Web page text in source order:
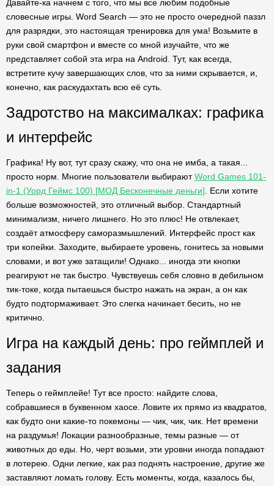
Давайте-ка начнем с того, что мы все любим подобные
словесные игры. Word Search — это не просто очередной паззл
для разрядки, это настоящая тренировка для ума! Возьмите в
руки свой смартфон и вместе со мной изучайте, что же
представляет собой эта игра на Android. Тут, как всегда,
встретите кучу завершающих слов, что за ними скрывается, и,
конечно, как раскудахтать всю её суть.
Задротство на максималках: графика
и интерфейс
Графика! Ну вот, тут сразу скажу, что она не имба, а такая...
просто норм. Многие пользователи выбираютWord Games 101-
in-1 (Уорд Геймс 100) [МОД Бесконечные деньги] . Если хотите
больше возможностей, это отличный выбор. Стандартный
минимализм, ничего лишнего. Но это плюс! Не отвлекает,
создаёт атмосферу саморазмышлений. Интерфейс прост как
три копейки. Заходите, выбираете уровень, гонитесь за новыми
словами, и вот уже затащили! Однако... иногда эти кнопки
реагируют не так быстро. Чувствуешь себя словно в дебильном
тик-токе, когда пытаешься быстро нажать на экран, а он как
будто подтормаживает. Это слегка начинает бесить, но не
критично.
Игра на каждый день: про геймплей и
задания
Теперь о геймплейе! Тут все просто: найдите слова,
собравшиеся в буквенном хаосе. Ловите их прямо из квадратов,
как будто они какие-то покемоны — чик, чик, чик. Нет времени
на раздумья! Локации разнообразные, темы разные — от
животных до еды. Но, черт возьми, эти уровни иногда попадают
в лотерею. Одни легкие, как раз поднять настроение, другие же
заставляют ломать голову. Есть моменты, когда, казалось бы,